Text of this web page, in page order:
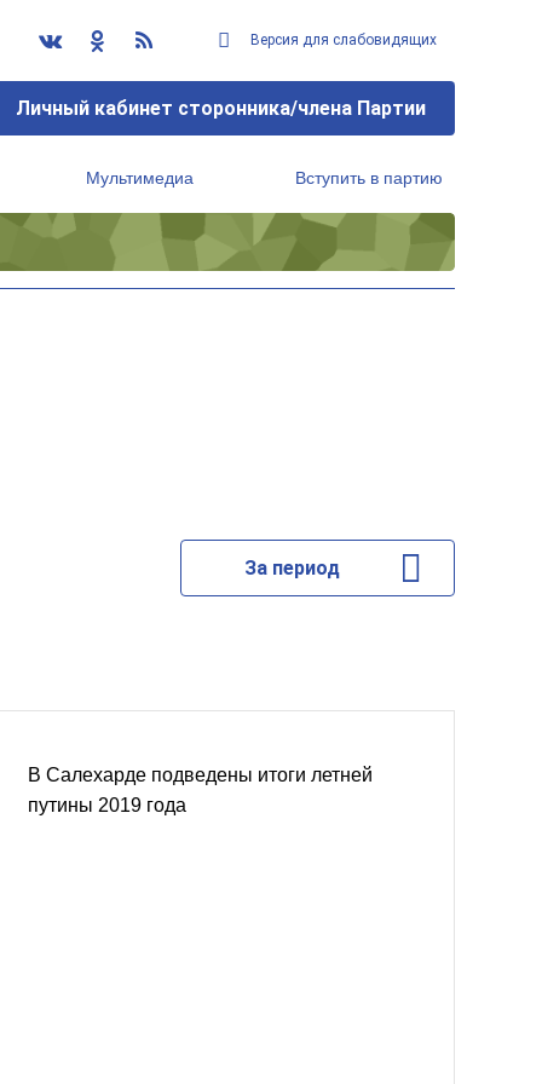
Версия для слабовидящих
Личный кабинет сторонника/члена Партии
Мультимедиа Вступить в партию
За период
В Салехарде подведены итоги летней
путины 2019 года